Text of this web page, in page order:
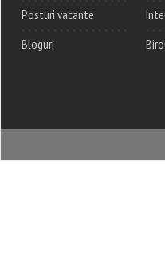
Posturi vacante
Bloguri